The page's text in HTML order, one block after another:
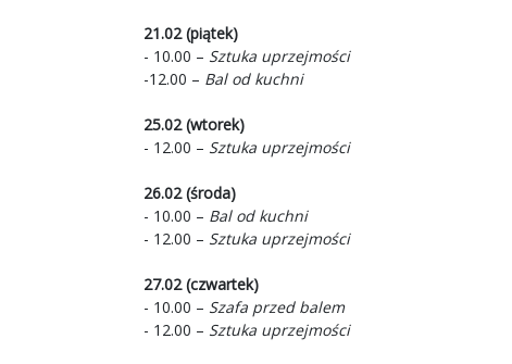
21.02 (piątek)
- 10.00 – Sztuka uprzejmości
-12.00 – Bal od kuchni
25.02 (wtorek)
- 12.00 – Sztuka uprzejmości
26.02 (środa)
- 10.00 – Bal od kuchni
- 12.00 – Sztuka uprzejmości
27.02 (czwartek)
- 10.00 – Szafa przed balem
- 12.00 – Sztuka uprzejmości